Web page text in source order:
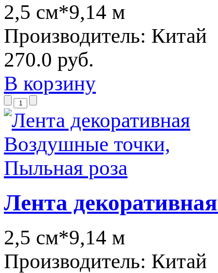
2,5 см*9,14 м
Производитель: Китай
270.0 руб.
В корзину
Лента
2,5 см*9,14 м
Производитель: Китай